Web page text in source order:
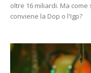
oltre 16 miliardi. Ma
conviene la Dop o l'Igp?